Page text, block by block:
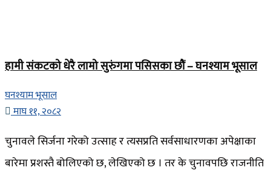
हामी संकटको धेरै लामो सुरुंगमा पसिसका छौं – घनश्याम भूसाल
घनश्याम भूसाल
माघ ११, २०८२
चुनावले सिर्जना गरेको उत्साह र त्यसप्रति सर्वसाधारणका अपेक्षाका
बारेमा प्रशस्तै बोलिएको छ, लेखिएको छ । तर के चुनावपछि राजनीति